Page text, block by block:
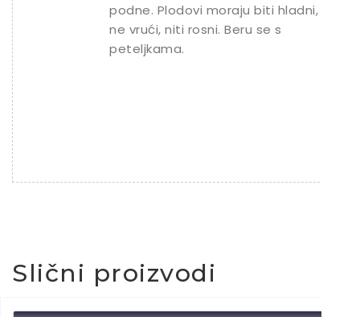
podne. Plodovi moraju biti hladni,
ne vrući, niti rosni. Beru se s
peteljkama.
Slični proizvodi